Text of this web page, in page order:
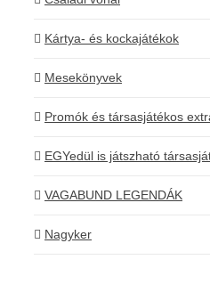
Kártya- és kockajátékok
Mesekönyvek
Promók és társasjátékos
EGYedül is játszható
VAGABUND LEGENDÁK
Nagyker